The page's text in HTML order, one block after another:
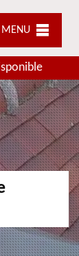
MENU